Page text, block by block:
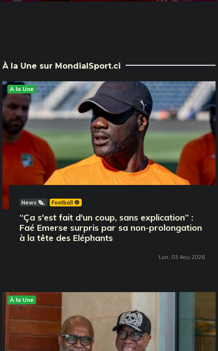
À la Une sur MondialSport.ci
À la Une
News 🗞️ Football ⚽️
‘‘Ça s'est fait d'un coup, sans explication’’ :
Faé Emerse surpris par sa non-prolongation
à la tête des Eléphants
Lun, 03 Aou 2026
À la Une